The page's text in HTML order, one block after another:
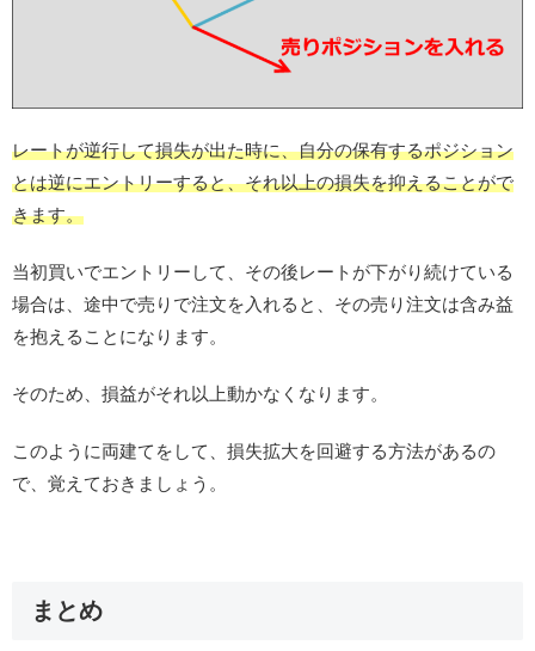
レートが逆行して損失が出た時に、自分の保有するポジション
とは逆にエントリーすると、それ以上の損失を抑えることがで
きます。
当初買いでエントリーして、その後レートが下がり続けている
場合は、途中で売りで注文を入れると、その売り注文は含み益
を抱えることになります。
そのため、損益がそれ以上動かなくなります。
このように両建てをして、損失拡大を回避する方法があるの
で、覚えておきましょう。
まとめ